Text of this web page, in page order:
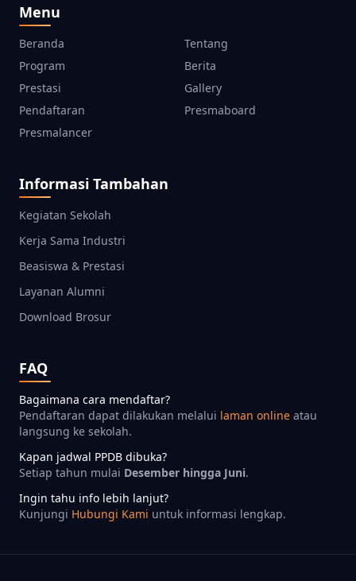
Menu
Beranda
Tentang
Program
Berita
Prestasi
Gallery
Pendaftaran
Presmaboard
Presmalancer
Informasi Tambahan
Kegiatan Sekolah
Kerja Sama Industri
Beasiswa & Prestasi
Layanan Alumni
Download Brosur
FAQ
Bagaimana cara mendaftar?
Pendaftaran dapat dilakukan melalui laman online atau
langsung ke sekolah.
Kapan jadwal PPDB dibuka?
Setiap tahun mulai Desember hingga Juni.
Ingin tahu info lebih lanjut?
Kunjungi Hubungi Kami untuk informasi lengkap.